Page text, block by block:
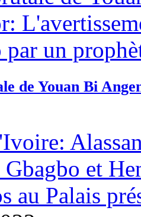
de Youan Bi